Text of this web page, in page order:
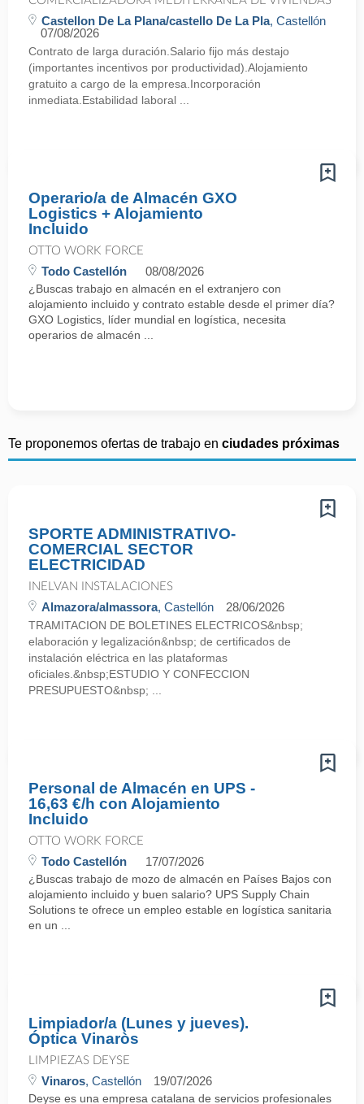
Castellon De La Plana/castello De La Pla, Castellón
07/08/2026
Contrato de larga duración.Salario fijo más destajo
(importantes incentivos por productividad).Alojamiento
gratuito a cargo de la empresa.Incorporación
inmediata.Estabilidad laboral ...
Operario/a de Almacén GXO
Logistics + Alojamiento
Incluido
OTTO WORK FORCE
Todo Castellón 08/08/2026
¿Buscas trabajo en almacén en el extranjero con
alojamiento incluido y contrato estable desde el primer día?
GXO Logistics, líder mundial en logística, necesita
operarios de almacén ...
Te proponemos ofertas de trabajo en ciudades próximas
SPORTE ADMINISTRATIVO-
COMERCIAL SECTOR
ELECTRICIDAD
INELVAN INSTALACIONES
Almazora/almassora, Castellón 28/06/2026
TRAMITACION DE BOLETINES ELECTRICOS&nbsp;
elaboración y legalización&nbsp; de certificados de
instalación eléctrica en las plataformas
oficiales.&nbsp;ESTUDIO Y CONFECCION
PRESUPUESTO&nbsp; ...
Personal de Almacén en UPS -
16,63 €/h con Alojamiento
Incluido
OTTO WORK FORCE
Todo Castellón 17/07/2026
¿Buscas trabajo de mozo de almacén en Países Bajos con
alojamiento incluido y buen salario? UPS Supply Chain
Solutions te ofrece un empleo estable en logística sanitaria
en un ...
Limpiador/a (Lunes y jueves).
Óptica Vinaròs
LIMPIEZAS DEYSE
Vinaros, Castellón 19/07/2026
Deyse es una empresa catalana de servicios profesionales